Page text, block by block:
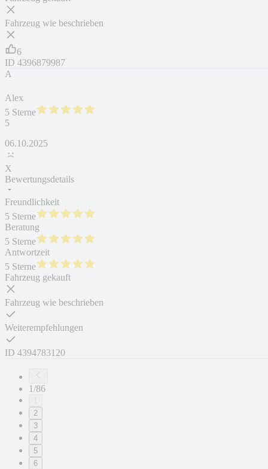
Fahrzeug wie beschrieben
6
ID 4396879987
A
Alex
5 Sterne
5
06.10.2025
X
Bewertungsdetails
Freundlichkeit
5 Sterne
Beratung
5 Sterne
Antwortzeit
5 Sterne
Fahrzeug gekauft
Fahrzeug wie beschrieben
Weiterempfehlungen
ID 4394783120
1/86
2
3
4
5
6